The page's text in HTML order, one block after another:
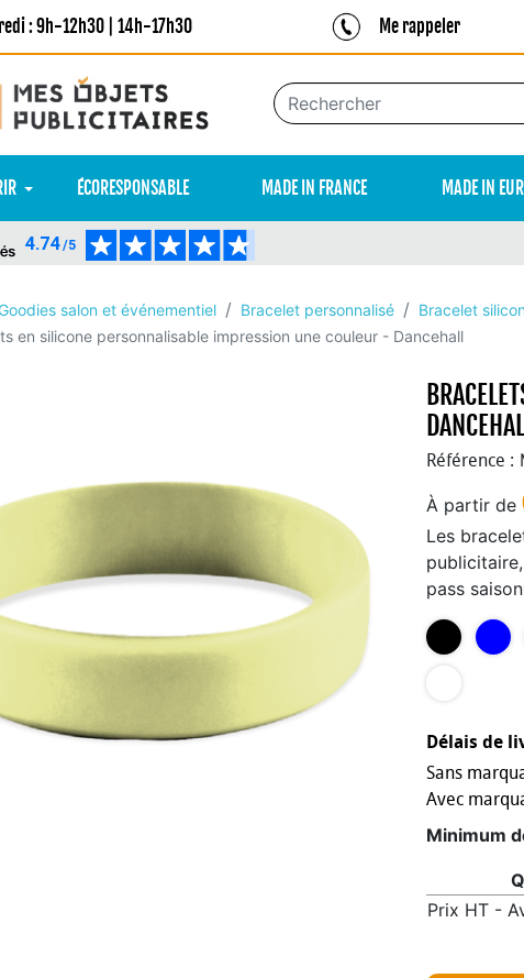
: 9h-12h30 | 14h-17h30
Me rappeler
ÉCORESPONSABLE MADE IN FRANCE MADE IN
4.74/5
Goodies salon et événementiel Bracelet personnalisé
Bracelet
en silicone personnalisable impression une couleur - Dancehall
Référence :
À partir de
Les
pass
les stocks
Délais de
Sans
Avec
Minimum
Prix HT -